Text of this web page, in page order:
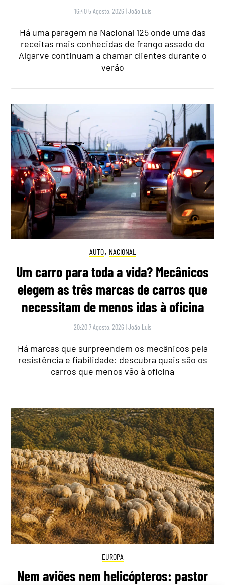
16:40 5 Agosto, 2026 |João Luís
Há uma paragem na Nacional 125 onde uma das
receitas mais conhecidas de frango assado do
Algarve continuam a chamar clientes durante o
verão
AUTO, NACIONAL
Um carro para toda a vida? Mecânicos
elegem as três marcas de carros que
necessitam de menos idas à oficina
20:20 7 Agosto, 2026 |João Luís
Há marcas que surpreendem os mecânicos pela
resistência e fiabilidade: descubra quais são os
carros que menos vão à oficina
EUROPA
Nem aviões nem helicópteros: pastor